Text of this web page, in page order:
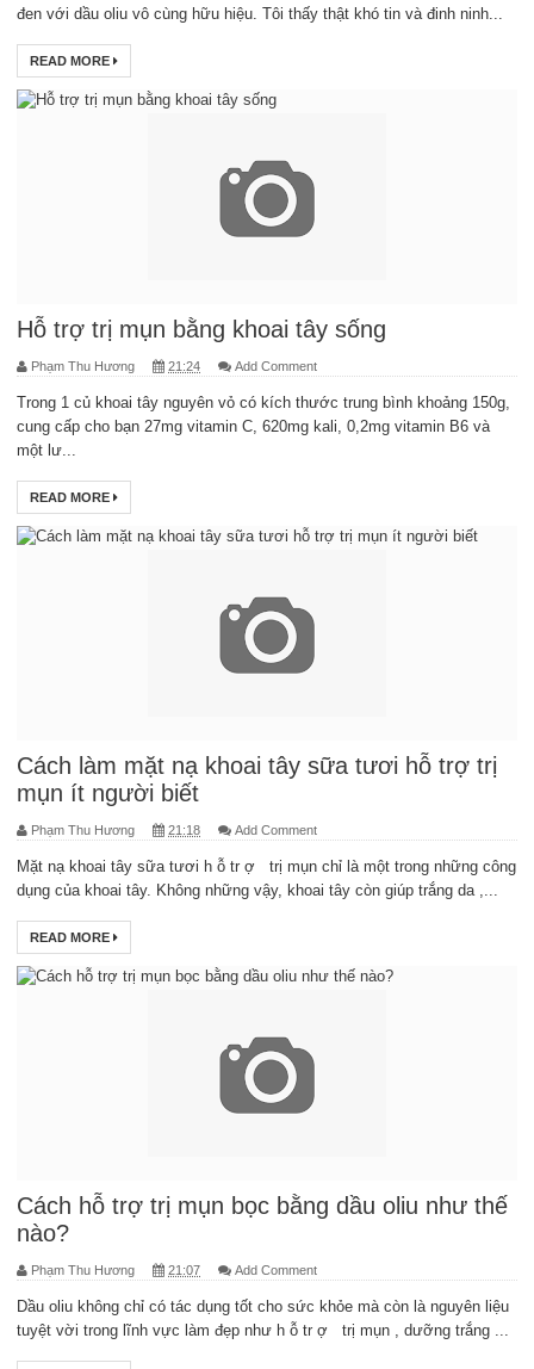
đen với dầu oliu vô cùng hữu hiệu. Tôi thấy thật khó tin và đinh ninh...
READ MORE
Hỗ trợ trị mụn bằng khoai tây sống
Phạm Thu Hương 21:24 Add Comment
Trong 1 củ khoai tây nguyên vỏ có kích thước trung bình khoảng 150g,
cung cấp cho bạn 27mg vitamin C, 620mg kali, 0,2mg vitamin B6 và
một lư...
READ MORE
Cách làm mặt nạ khoai tây sữa tươi hỗ trợ trị
mụn ít người biết
Phạm Thu Hương 21:18 Add Comment
Mặt nạ khoai tây sữa tươi h ỗ tr ợ trị mụn chỉ là một trong những công
dụng của khoai tây. Không những vậy, khoai tây còn giúp trắng da ,...
READ MORE
Cách hỗ trợ trị mụn bọc bằng dầu oliu như thế
nào?
Phạm Thu Hương 21:07 Add Comment
Dầu oliu không chỉ có tác dụng tốt cho sức khỏe mà còn là nguyên liệu
tuyệt vời trong lĩnh vực làm đẹp như h ỗ tr ợ trị mụn , dưỡng trắng ...